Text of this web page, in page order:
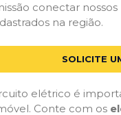
conectar
na região.
SOLICITE
elétrico é
Conte com os